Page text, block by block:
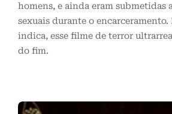
homens, e ainda eram submetidas
sexuais durante o encarceramento.
indica, esse filme de terror
do fim.